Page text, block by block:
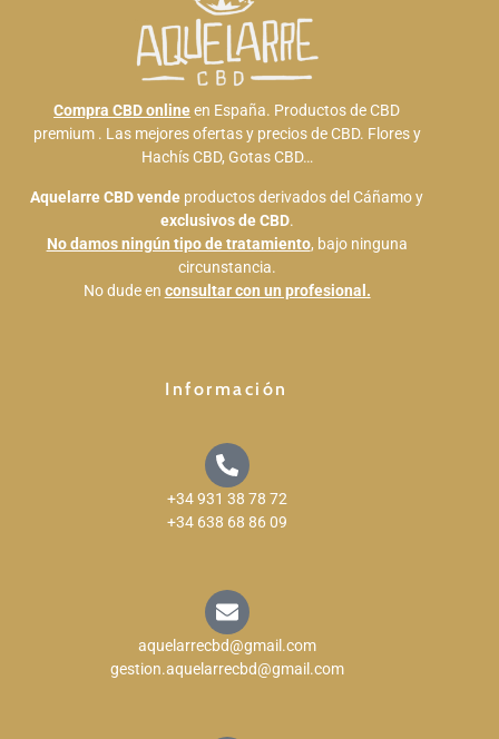
Compra CBD onlineen España. Productos de CBD
premium . Las mejores ofertas y precios de CBD. Flores y
Hachís CBD, Gotas CBD…
Aquelarre CBDvende productos derivados del Cáñamo y
exclusivos de CBD.
No damos ningún tipo de tratamiento, bajo ninguna
circunstancia.
No dude en consultar con un profesional.
Información
+34 931 38 78 72
+34 638 68 86 09
aquelarrecbd@gmail.com
gestion.aquelarrecbd@gmail.com